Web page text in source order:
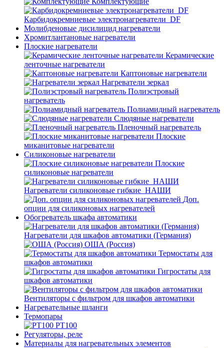
Карбидокремниевые электронагреватели_DF
Молибденовые дисилицид нагреватели
Хромитлантановые нагреватели
Плоские нагреватели
Керамические
ленточные нагреватели
Каптоновые нагреватели
Нагреватели зеркал
Полиэстровый
нагреватель
Полиамидный нагреватель
Слюдяные нагреватели
Пленочный нагреватель
Плоские
миканитовые нагреватели
Силиконовые нагреватели
Плоские
силиконовые нагреватели
Нагреватели силиконовые гибкие_НАШИ
Доп.
опции для силиконовых нагревателей
Обогреватель шкафа автоматики
Нагреватели для шкафов автоматики (Германия)
ОША (Россия)
Термостаты для
шкафов автоматики
Гигростаты для
шкафов автоматики
Вентиляторы с фильтром для шкафов автоматики
Нагревательные шланги
Термопары
PT100
Регуляторы, реле
Материалы для нагревательных элементов